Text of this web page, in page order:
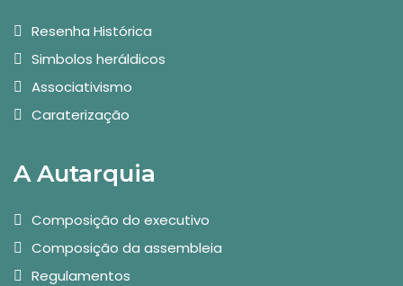
Resenha Histórica
Simbolos heráldicos
Associativismo
Caraterização
A Autarquia
Composição do executivo
Composição da assembleia
Regulamentos